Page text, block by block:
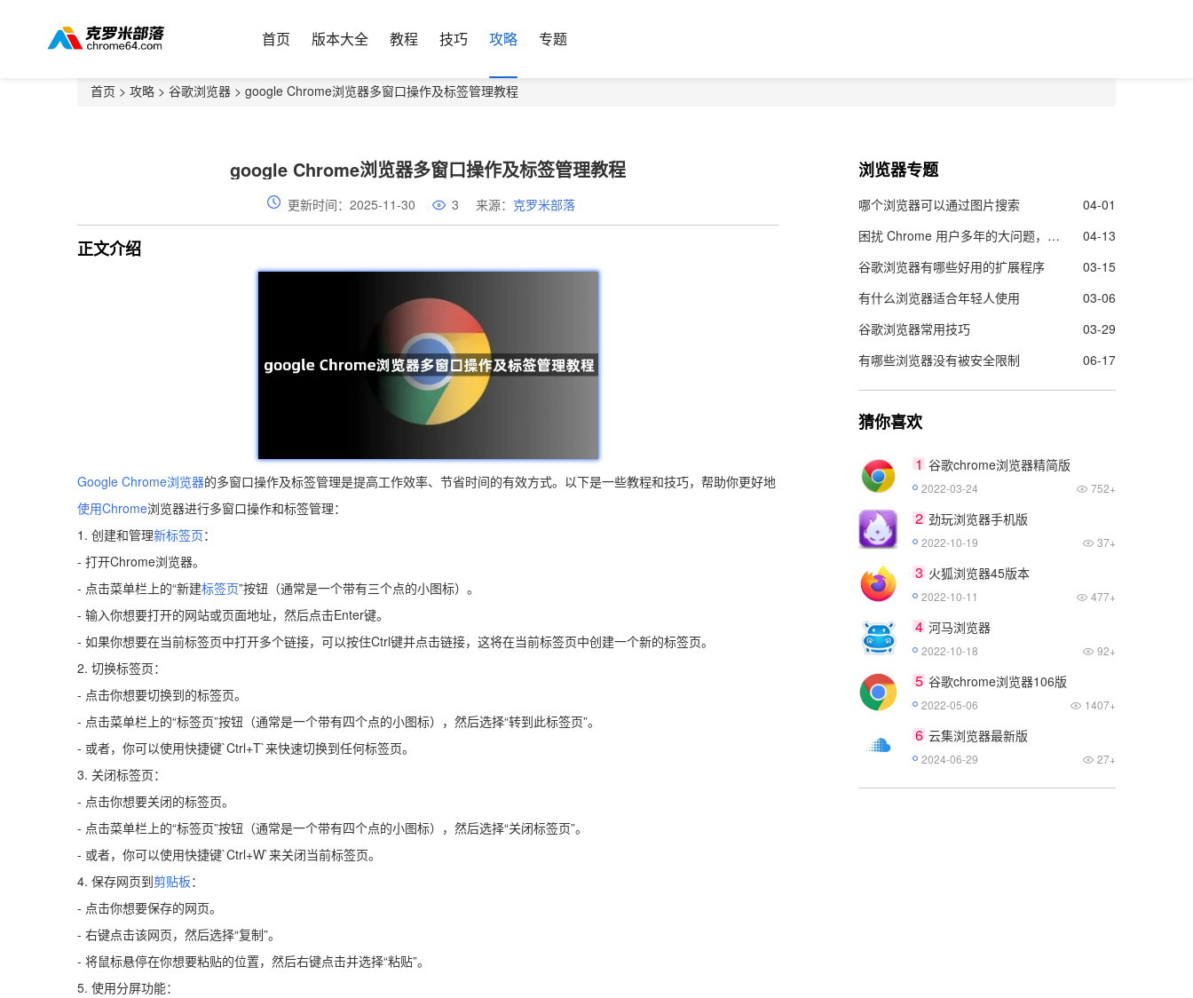
首页 版本大全 教程 技巧 攻略 专题
首页 > 攻略 > 谷歌浏览器 > google Chrome浏览器多窗口操作及标签管理教程
google Chrome浏览器多窗口操作及标签管理教程
更新时间：2025-11-30 3 来源： 克罗米部落
正文介绍
Google Chrome浏览器的多窗口操作及标签管理是提高工作效率、节省时间的有效方式。以下是一些教程和技巧，帮助你更好地
使用Chrome浏览器进行多窗口操作和标签管理：
1. 创建和管理新标签页：
- 打开Chrome浏览器。
- 点击菜单栏上的“新建标签页”按钮（通常是一个带有三个点的小图标）。
- 输入你想要打开的网站或页面地址，然后点击Enter键。
- 如果你想要在当前标签页中打开多个链接，可以按住Ctrl键并点击链接，这将在当前标签页中创建一个新的标签页。
2. 切换标签页：
- 点击你想要切换到的标签页。
- 点击菜单栏上的“标签页”按钮（通常是一个带有四个点的小图标），然后选择“转到此标签页”。
- 或者，你可以使用快捷键`Ctrl+T`来快速切换到任何标签页。
3. 关闭标签页：
- 点击你想要关闭的标签页。
- 点击菜单栏上的“标签页”按钮（通常是一个带有四个点的小图标），然后选择“关闭标签页”。
- 或者，你可以使用快捷键`Ctrl+W`来关闭当前标签页。
4. 保存网页到剪贴板：
- 点击你想要保存的网页。
- 右键点击该网页，然后选择“复制”。
- 将鼠标悬停在你想要粘贴的位置，然后右键点击并选择“粘贴”。
5. 使用分屏功能：
浏览器专题
哪个浏览器可以通过图片搜索
04-01
困扰 Chrome 用户多年的大问题，终于要解决了！
04-13
谷歌浏览器有哪些好用的扩展程序
03-15
有什么浏览器适合年轻人使用
03-06
谷歌浏览器常用技巧
03-29
有哪些浏览器没有被安全限制
06-17
猜你喜欢
1 谷歌chrome浏览器精简版
2022-03-24 752+
2 劲玩浏览器手机版
2022-10-19 37+
3 火狐浏览器45版本
2022-10-11 477+
4 河马浏览器
2022-10-18 92+
5 谷歌chrome浏览器106版
2022-05-06 1407+
6 云集浏览器最新版
2024-06-29 27+